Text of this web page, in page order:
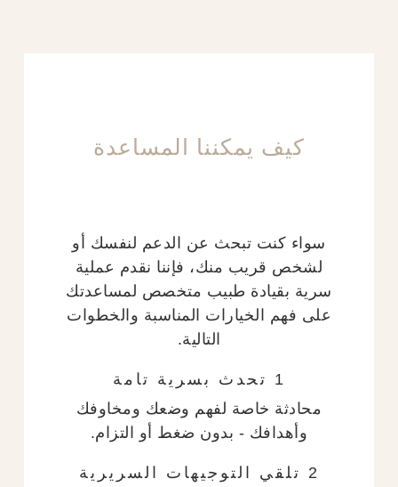
كيف يمكننا المساعدة
سواء كنت تبحث عن الدعم لنفسك أو
لشخص قريب منك، فإننا نقدم عملية
سرية بقيادة طبيب متخصص لمساعدتك
على فهم الخيارات المناسبة والخطوات
التالية.
1 تحدث بسرية تامة
محادثة خاصة لفهم وضعك ومخاوفك
وأهدافك - بدون ضغط أو التزام.
2 تلقي التوجيهات السريرية